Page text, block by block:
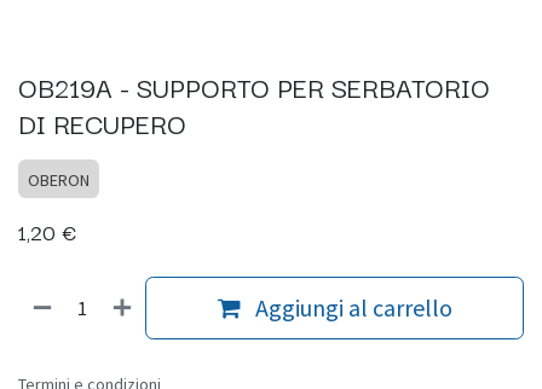
OB219A - SUPPORTO PER SERBATORIO
DI RECUPERO
OBERON
1,20 €
Aggiungi al carrello
Termini e condizioni